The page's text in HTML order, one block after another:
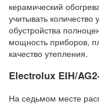
керамический
учитывать
обустройства
мощность приборов,
качество утепления.
Electrolux EIH/
На седьмом месте